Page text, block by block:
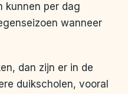
kunnen per dag
wanneer
dan zijn er in de
duikscholen, vooral